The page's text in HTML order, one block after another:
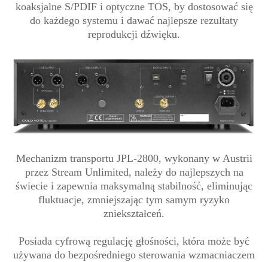
koaksjalne S/PDIF i optyczne TOS, by dostosować się
do każdego systemu i dawać najlepsze rezultaty
reprodukcji dźwięku.
Mechanizm transportu JPL-2800, wykonany w Austrii
przez Stream Unlimited, należy do najlepszych na
świecie i zapewnia maksymalną stabilność, eliminując
fluktuacje, zmniejszając tym samym ryzyko
zniekształceń.
Posiada cyfrową regulację głośności, która może być
używana do bezpośredniego sterowania wzmacniaczem